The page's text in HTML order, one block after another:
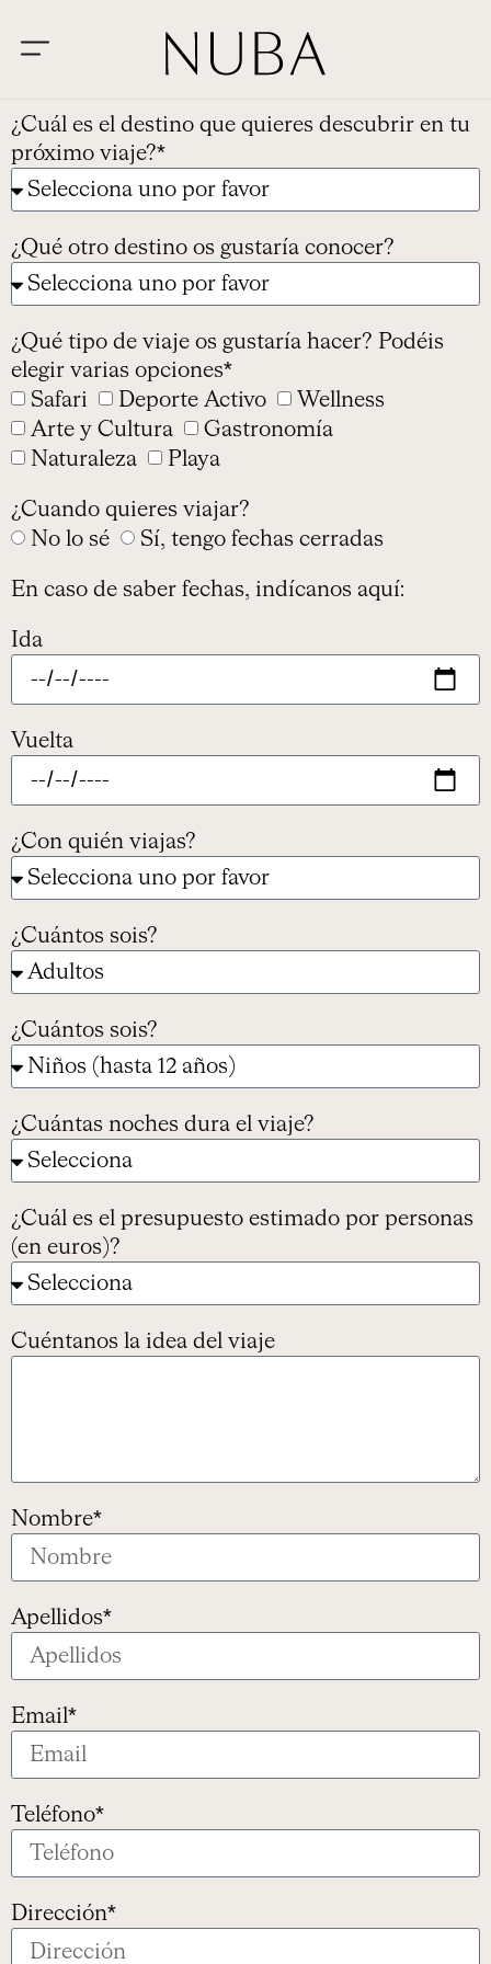
¿Cuál es el destino que quieres descubrir en tu
próximo viaje?*
¿Qué otro destino os gustaría conocer?
¿Qué tipo de viaje os gustaría hacer? Podéis
elegir varias opciones*
Safari
Deporte Activo
Wellness
Arte y Cultura
Gastronomía
Naturaleza
Playa
¿Cuando quieres viajar?
No lo sé
Sí, tengo fechas cerradas
En caso de saber fechas, indícanos aquí:
Ida
Vuelta
¿Con quién viajas?
¿Cuántos sois?
¿Cuántos sois?
¿Cuántas noches dura el viaje?
¿Cuál es el presupuesto estimado por personas
(en euros)?
Cuéntanos la idea del viaje
Nombre*
Apellidos*
Email*
Teléfono*
Dirección*